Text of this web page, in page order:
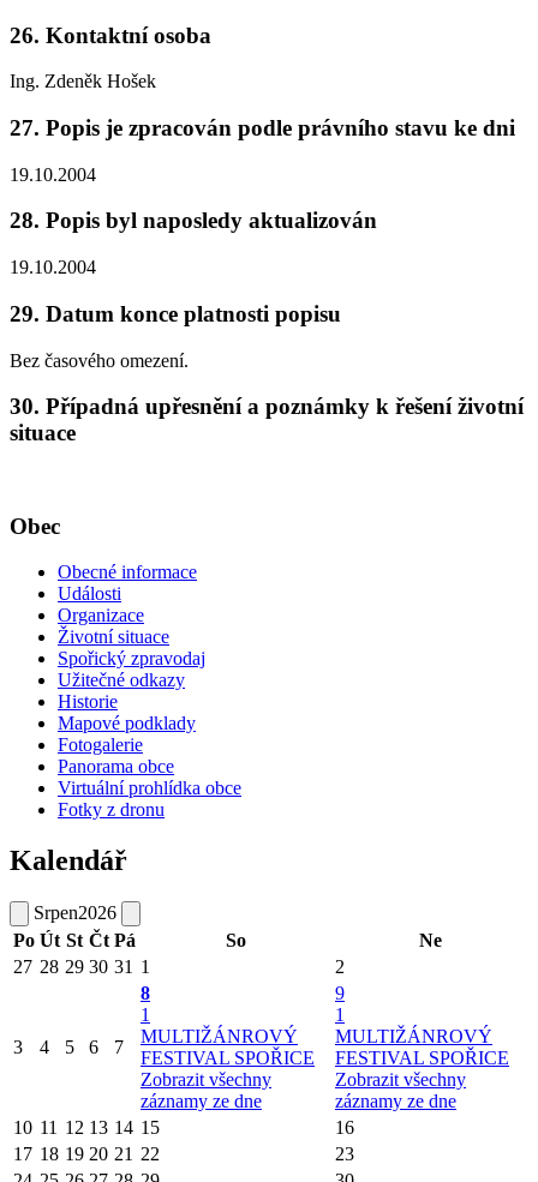
26. Kontaktní osoba
Ing. Zdeněk Hošek
27. Popis je zpracován podle právního stavu ke dni
19.10.2004
28. Popis byl naposledy aktualizován
19.10.2004
29. Datum konce platnosti popisu
Bez časového omezení.
30. Případná upřesnění a poznámky k řešení životní
situace
Obec
Obecné informace
Události
Organizace
Životní situace
Spořický zpravodaj
Užitečné odkazy
Historie
Mapové podklady
Fotogalerie
Panorama obce
Virtuální prohlídka obce
Fotky z dronu
Kalendář
Srpen2026
Po Út St Čt Pá So
Ne
27 28 29 30 31 1 2
3 4 5 6 7
8
1
MULTIŽÁNROVÝ
FESTIVAL SPOŘICE
Zobrazit všechny
záznamy ze dne
9
1
MULTIŽÁNROVÝ
FESTIVAL SPOŘICE
Zobrazit všechny
záznamy ze dne
10 11 12 13 14 15
16
17 18 19 20 21 22
23